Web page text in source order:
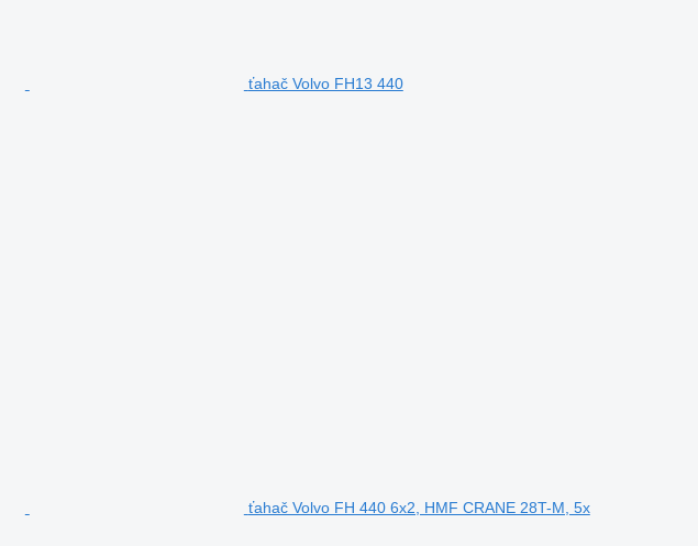
ťahač Volvo FH13 440
ťahač Volvo FH 440 6x2, HMF CRANE 28T-M, 5x